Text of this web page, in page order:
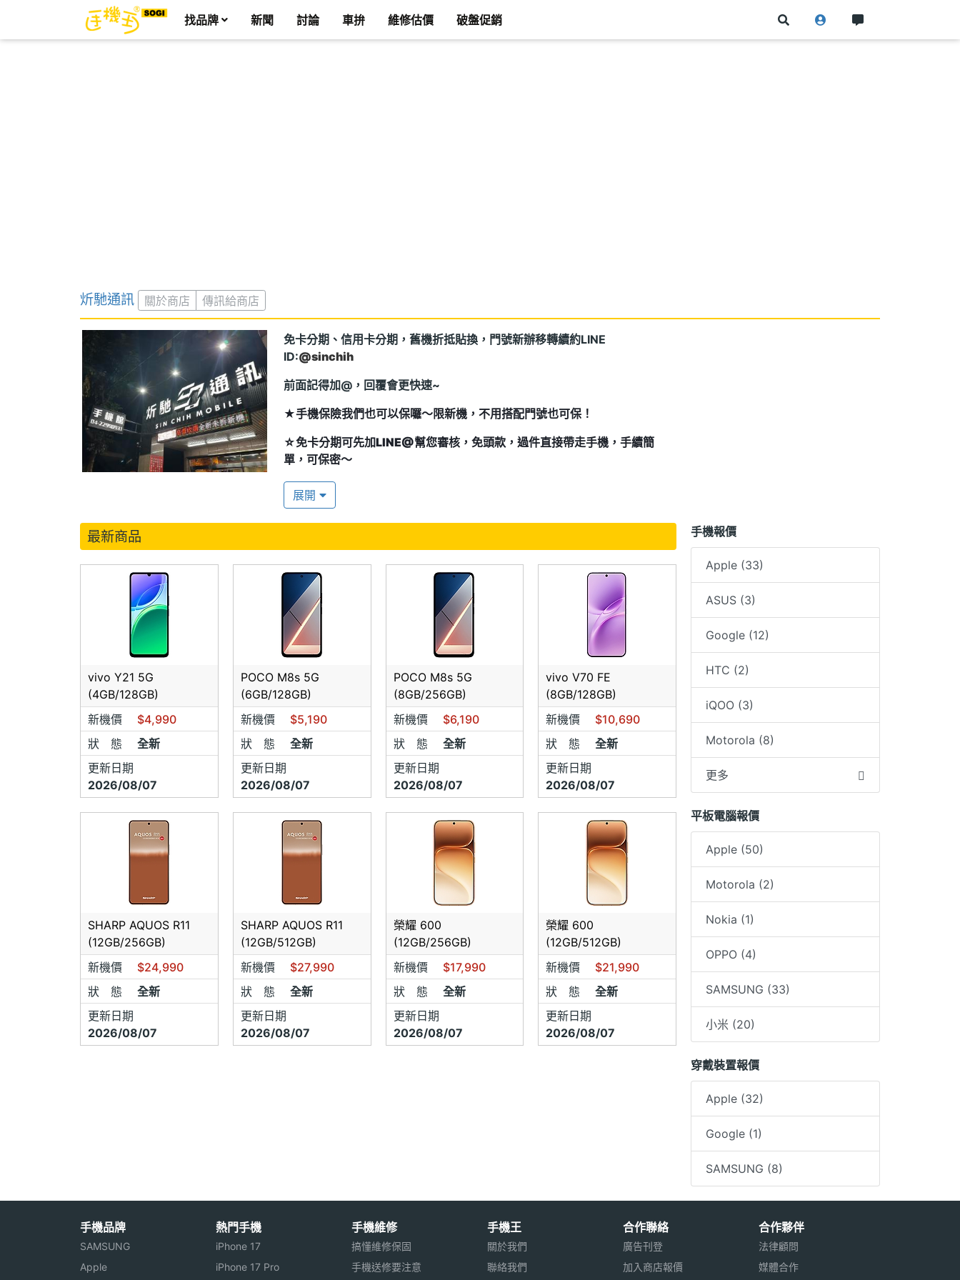
找品牌 新聞 討論 車拚 維修估價 破盤促銷
炘馳通訊 關於商店 傳訊給商店
免卡分期、信用卡分期，舊機折抵貼換，門號新辦移轉續約LINE
ID:@sinchih
前面記得加@，回覆會更快速~
★手機保險我們也可以保囉～限新機，不用搭配門號也可保！
☆免卡分期可先加LINE@幫您審核，免頭款，過件直接帶走手機，手續簡
單，可保密～
★本商場二手機有時因賣的速度較快無法即時更新，有需要請先來電詢問是否
還在唷！
晚上21:00
★營業項目:各家門號新辦、移轉、續約、手機維修、手機包膜、手機、平板專
賣、各式手機配件、運動飛鏢
☆來電前請先來電詢問是否有現貨，避免白跑一趟囉～
★本店為實體店面，購機無七天鑑賞期， 絕不接受商品不如預期等個人因素退
換貨！
☆來店請表明是手機王網友才有網路價優惠～手機報價皆為現金未稅價～可刷
卡（但銀行會酌收手續費）
（網路價僅此給網友作為優惠，網友來店時若遇門市現場有客人，請小聲告知
門市人員你（妳）是"手機王網友"〉
若未告知你是手機王網友均以現場報價為準～售出並無售後退差價～
★若用宅配方式本賣場在出貨前必會確實檢查商品，收到時若有任何問題請務
必立即告知！
☆以面交方式請仔細檢查測試， 交易完成絕不退貨 ，新機皆比照原廠保固１
年，在本店購買維修部分皆可代送或可親自至各大代理商原廠送修唷！
【新品不良換貨說明】
新品不良請將商品送回本店更換，保留完整配件、說明書與包裝外盒即可更
換．僅更換同款同色主機及外盒
軟體當機問題不屬於新品不良，僅軟體升級。
新品不良定義：
APPLE商品系列皆無七日新品不良換貨，所有更換需自行或我們幫您代送至各
展開
最新商品
vivo Y21 5G
(4GB/128GB)
新機價
$4,990
狀 態
全新
更新日期
2026/08/07
POCO M8s 5G
(6GB/128GB)
新機價
$5,190
狀 態
全新
更新日期
2026/08/07
POCO M8s 5G
(8GB/256GB)
新機價
$6,190
狀 態
全新
更新日期
2026/08/07
vivo V70 FE
(8GB/128GB)
新機價
$10,690
狀 態
全新
更新日期
2026/08/07
SHARP AQUOS R11
(12GB/256GB)
新機價
$24,990
狀 態
全新
更新日期
2026/08/07
SHARP AQUOS R11
(12GB/512GB)
新機價
$27,990
狀 態
全新
更新日期
2026/08/07
榮耀 600
(12GB/256GB)
新機價
$17,990
狀 態
全新
更新日期
2026/08/07
榮耀 600
(12GB/512GB)
新機價
$21,990
狀 態
全新
更新日期
2026/08/07
手機報價
Apple (33)
ASUS (3)
Google (12)
HTC (2)
iQOO (3)
Motorola (8)
更多
平板電腦報價
Apple (50)
Motorola (2)
Nokia (1)
OPPO (4)
SAMSUNG (33)
小米 (20)
穿戴裝置報價
Apple (32)
Google (1)
SAMSUNG (8)
手機品牌
SAMSUNG
Apple
熱門手機
iPhone 17
iPhone 17 Pro
手機維修
搞懂維修保固
手機送修要注意
手機王
關於我們
聯絡我們
合作聯絡
廣告刊登
加入商店報價
合作夥伴
法律顧問
媒體合作